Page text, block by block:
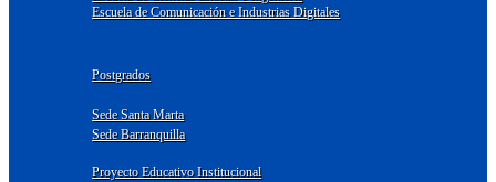
Escuela de Comunicación e Industrias Digitales
Postgrados
Sede Santa Marta
Sede Barranquilla
Proyecto Educativo Institucional